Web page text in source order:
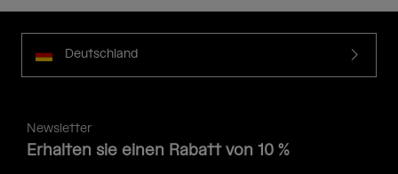
Deutschland
Newsletter
Erhalten sie einen Rabatt von 10 %